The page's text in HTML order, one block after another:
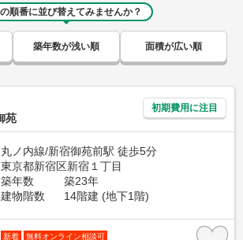
順番に並び替えてみませんか？
築年数が浅い順 面積が広い順
苑
初期費用に注目
丸ノ内線/新宿御苑前駅 徒歩5分
東京都新宿区新宿１丁目
築年数
築23年
建物階数
14階建 (地下1階)
新着 無料オンライン相談可